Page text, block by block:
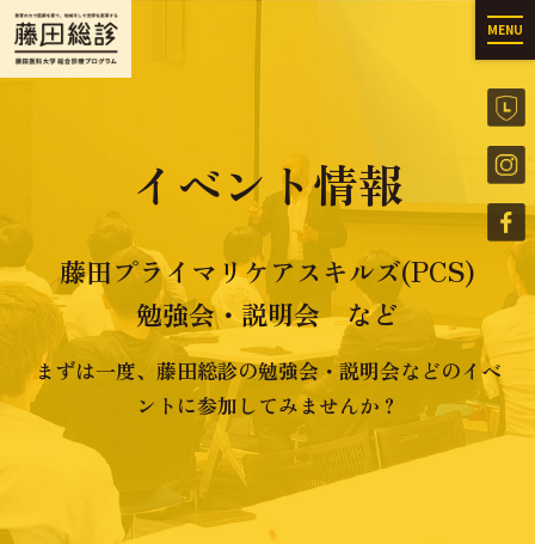
MENU
イベント情報
藤田プライマリケアスキルズ(PCS)
勉強会・説明会 など
まずは一度、藤田総診の勉強会・説明会などのイベ
ントに参加してみませんか？